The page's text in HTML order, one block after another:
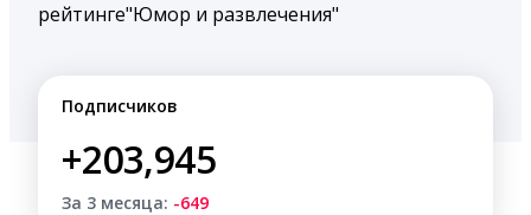
рейтинге"Юмор и развлечения"
Подписчиков
+203,945
За 3 месяца: -649